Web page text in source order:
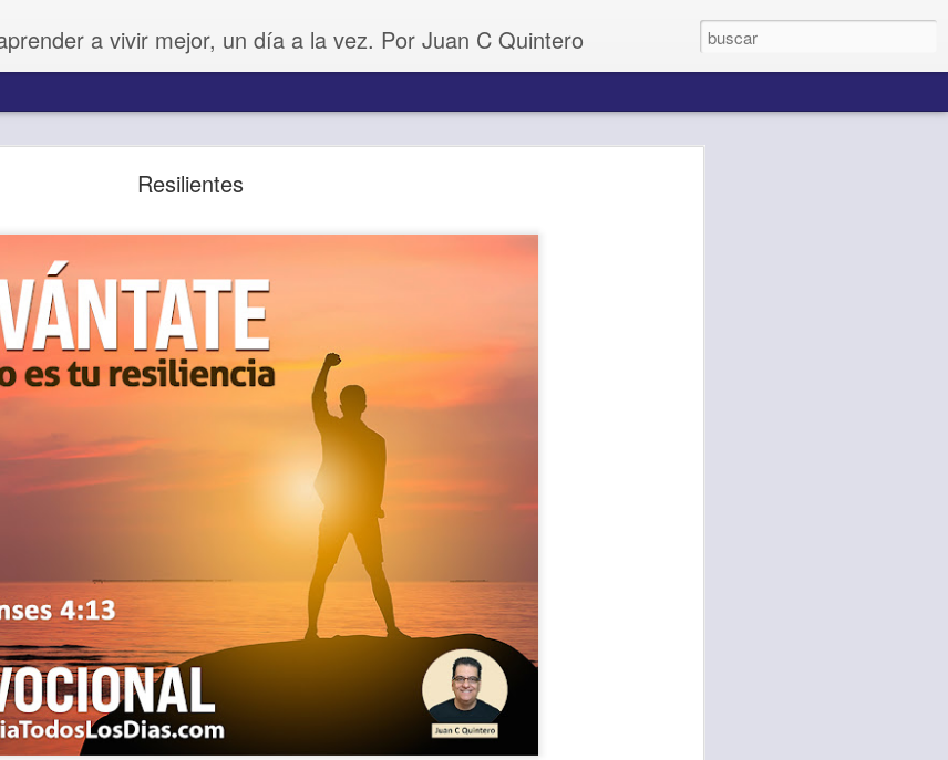
Resilientes
a vivir mejor, un día a la vez. Por Juan C Quintero
Amar sin fingimiento